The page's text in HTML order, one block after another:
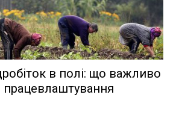
в полі: що важливо
працевлаштування